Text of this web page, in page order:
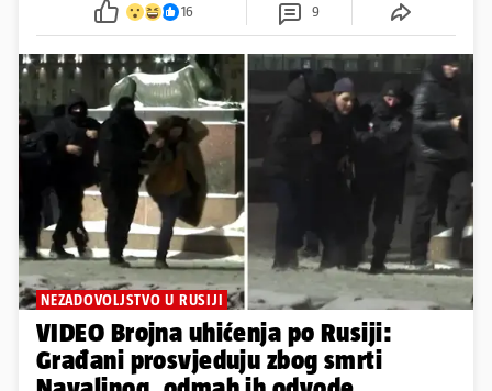
16 9
NEZADOVOLJSTVO U RUSIJI
VIDEO Brojna uhićenja po Rusiji:
Građani prosvjeduju zbog smrti